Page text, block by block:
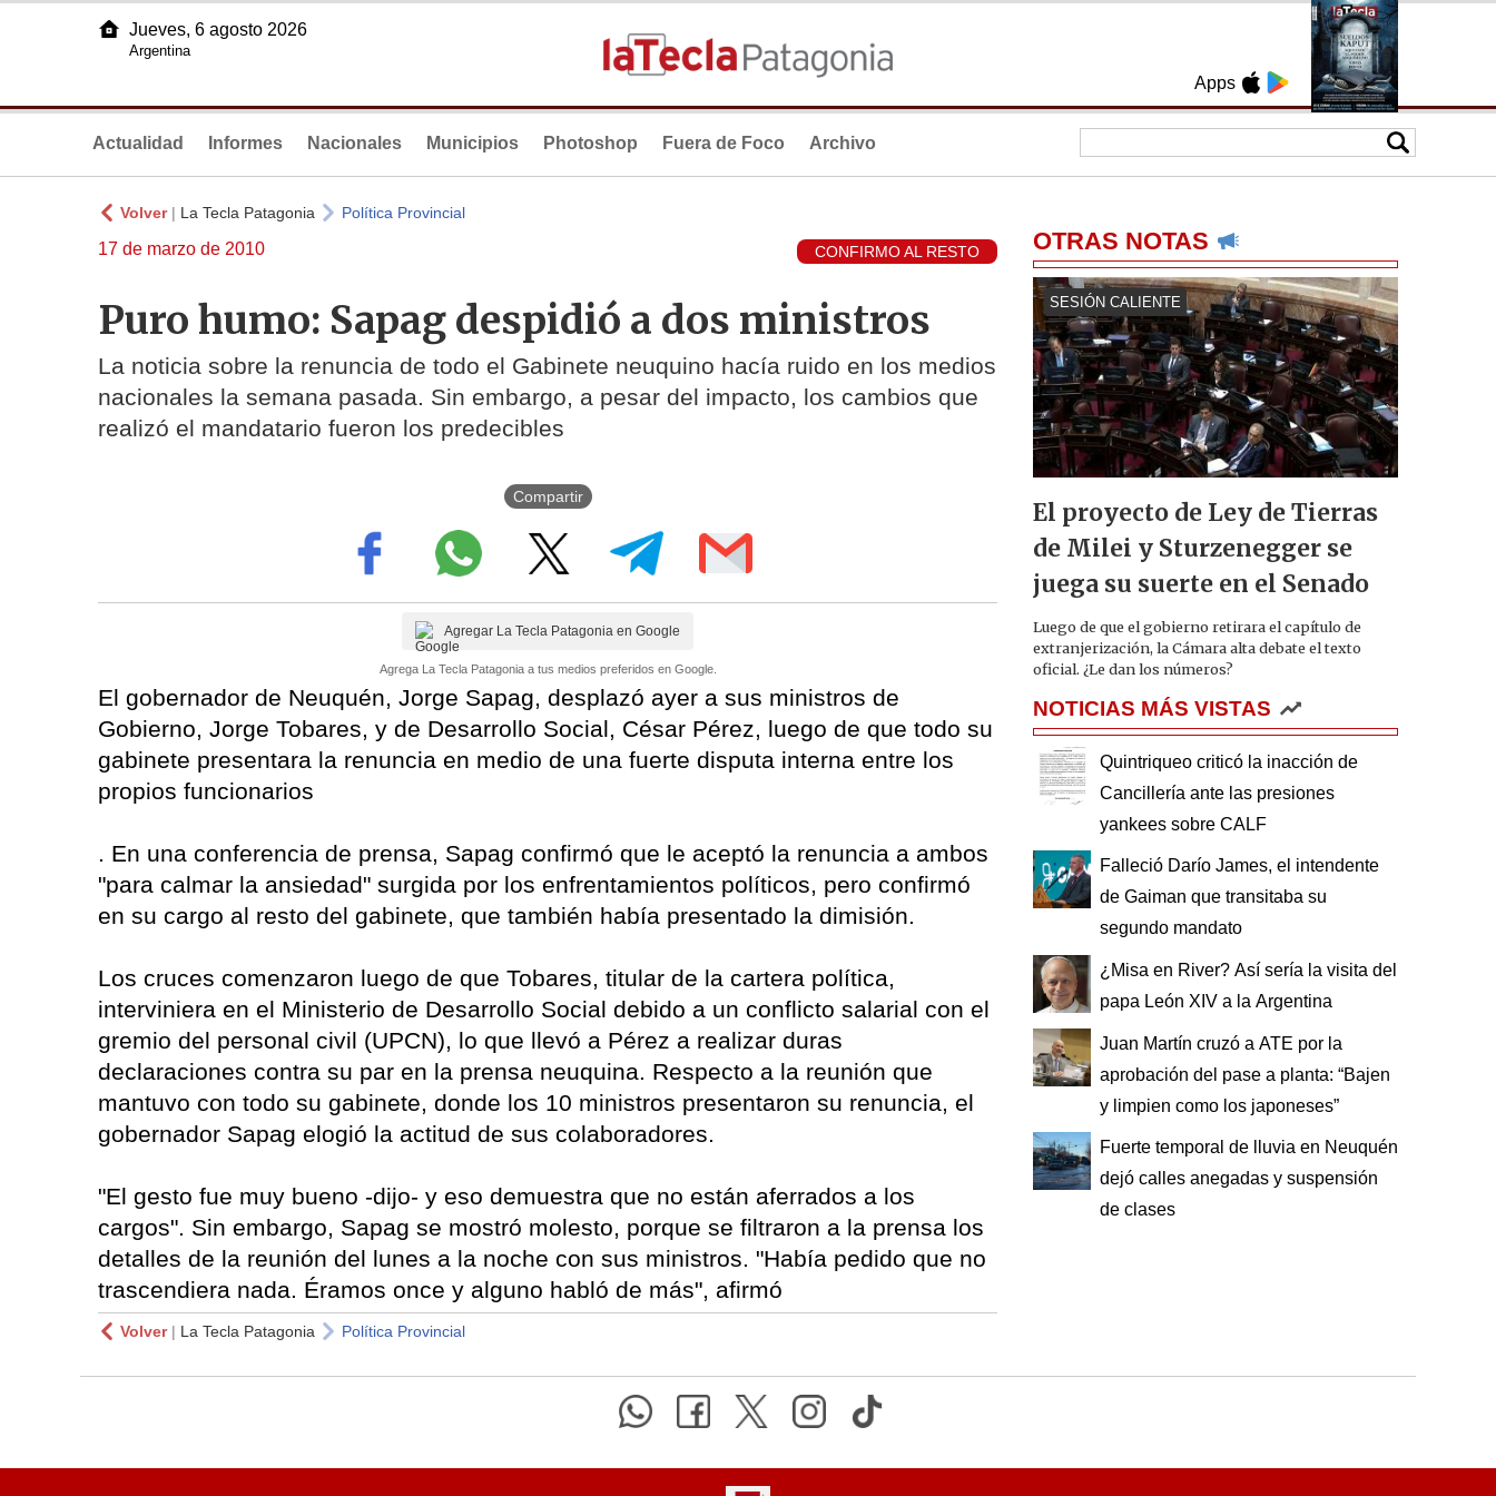
Apps
Jueves, 6 agosto 2026
Argentina
Actualidad Informes Nacionales Municipios Photoshop Fuera de Foco Archivo
Volver| La Tecla Patagonia Política Provincial
17 de marzo de 2010 CONFIRMO AL RESTO
Puro humo: Sapag despidió a dos ministros
La noticia sobre la renuncia de todo el Gabinete neuquino hacía ruido en los medios
nacionales la semana pasada. Sin embargo, a pesar del impacto, los cambios que
realizó el mandatario fueron los predecibles
Compartir
Agregar La Tecla Patagonia en Google
Agrega La Tecla Patagonia a tus medios preferidos en Google.
El gobernador de Neuquén, Jorge Sapag, desplazó ayer a sus ministros de
Gobierno, Jorge Tobares, y de Desarrollo Social, César Pérez, luego de que todo su
gabinete presentara la renuncia en medio de una fuerte disputa interna entre los
propios funcionarios
. En una conferencia de prensa, Sapag confirmó que le aceptó la renuncia a ambos
"para calmar la ansiedad" surgida por los enfrentamientos políticos, pero confirmó
en su cargo al resto del gabinete, que también había presentado la dimisión.
Los cruces comenzaron luego de que Tobares, titular de la cartera política,
interviniera en el Ministerio de Desarrollo Social debido a un conflicto salarial con el
gremio del personal civil (UPCN), lo que llevó a Pérez a realizar duras
declaraciones contra su par en la prensa neuquina. Respecto a la reunión que
mantuvo con todo su gabinete, donde los 10 ministros presentaron su renuncia, el
gobernador Sapag elogió la actitud de sus colaboradores.
"El gesto fue muy bueno -dijo- y eso demuestra que no están aferrados a los
cargos". Sin embargo, Sapag se mostró molesto, porque se filtraron a la prensa los
detalles de la reunión del lunes a la noche con sus ministros. "Había pedido que no
trascendiera nada. Éramos once y alguno habló de más", afirmó
Volver| La Tecla Patagonia Política Provincial
OTRAS NOTAS
SESIÓN CALIENTE
El proyecto de Ley de Tierras
de Milei y Sturzenegger se
juega su suerte en el Senado
Luego de que el gobierno retirara el capítulo de
extranjerización, la Cámara alta debate el texto
oficial. ¿Le dan los números?
NOTICIAS MÁS VISTAS
Quintriqueo criticó la inacción de
Cancillería ante las presiones
yankees sobre CALF
Falleció Darío James, el intendente
de Gaiman que transitaba su
segundo mandato
¿Misa en River? Así sería la visita del
papa León XIV a la Argentina
Juan Martín cruzó a ATE por la
aprobación del pase a planta: “Bajen
y limpien como los japoneses”
Fuerte temporal de lluvia en Neuquén
dejó calles anegadas y suspensión
de clases